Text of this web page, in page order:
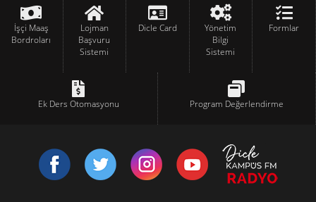
İşçi Maaş
Bordroları
Lojman
Başvuru
Sistemi
Dicle Card
Yönetim
Bilgi
Sistemi
Formlar
Ek Ders Otomasyonu Program Değerlendirme